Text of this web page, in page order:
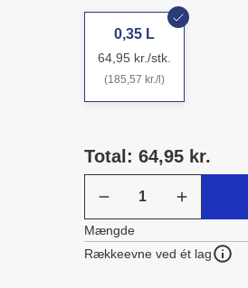
0,35 L
64,95 kr./stk.
(185,57 kr./l)
Total: 64,95 kr.
Mængde
Rækkeevne ved ét lag